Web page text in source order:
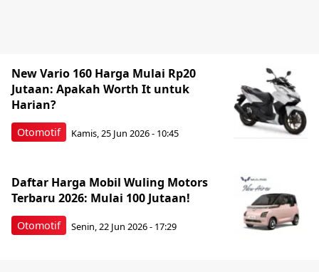
Otomotif
New Vario 160 Harga Mulai Rp20
Jutaan: Apakah Worth It untuk
Harian?
Kamis, 25 Jun 2026 - 10:45
Otomotif
Daftar Harga Mobil Wuling Motors
Terbaru 2026: Mulai 100 Jutaan!
Senin, 22 Jun 2026 - 17:29